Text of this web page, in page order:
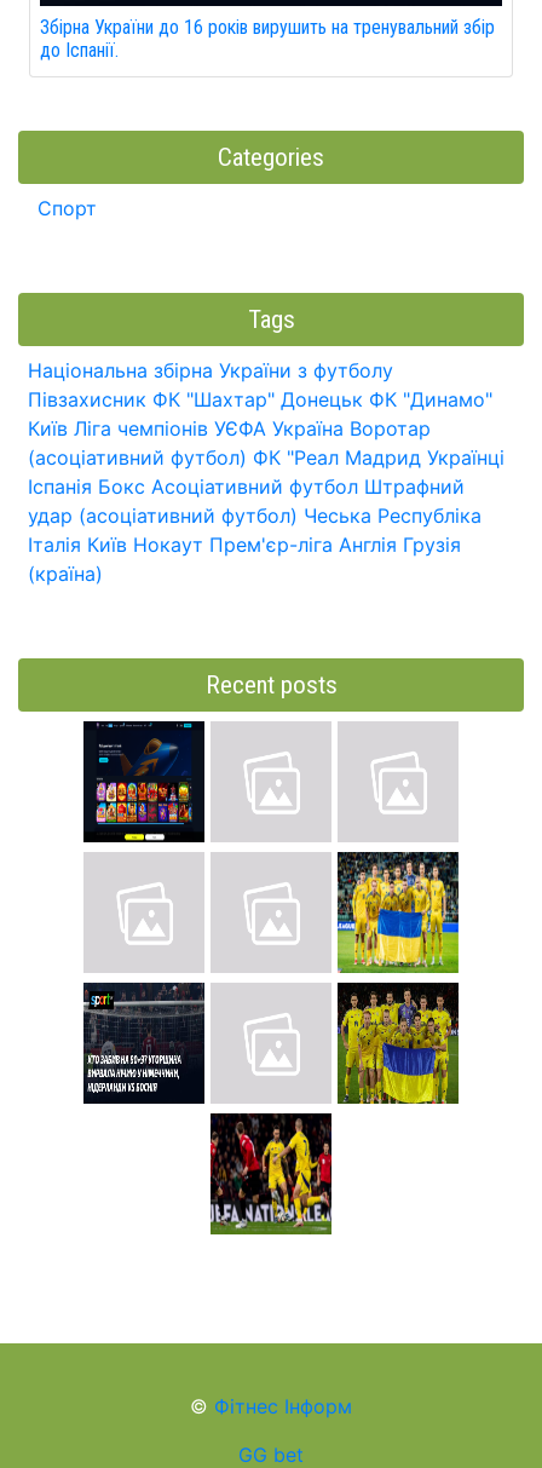
Збірна України до 16 років вирушить на тренувальний збір
до Іспанії.
Categories
Спорт
Tags
Національна збірна України з футболу
Півзахисник ФК "Шахтар" Донецьк ФК "Динамо"
Київ Ліга чемпіонів УЄФА Україна Воротар
(асоціативний футбол) ФК "Реал Мадрид Українці
Іспанія Бокс Асоціативний футбол Штрафний
удар (асоціативний футбол) Чеська Республіка
Італія Київ Нокаут Прем'єр-ліга Англія Грузія
(країна)
Recent posts
© Фітнес Інформ
GG bet